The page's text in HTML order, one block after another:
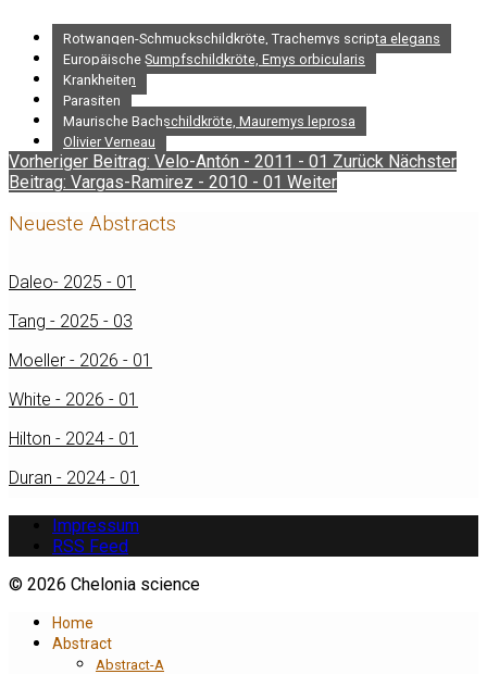
Rotwangen-Schmuckschildkröte, Trachemys scripta elegans
Europäische Sumpfschildkröte, Emys orbicularis
Krankheiten
Parasiten
Maurische Bachschildkröte, Mauremys leprosa
Olivier Verneau
Vorheriger Beitrag: Velo-Antón - 2011 - 01 Zurück Nächster
Beitrag: Vargas-Ramirez - 2010 - 01 Weiter
Neueste Abstracts
Daleo- 2025 - 01
Tang - 2025 - 03
Moeller - 2026 - 01
White - 2026 - 01
Hilton - 2024 - 01
Duran - 2024 - 01
Impressum
RSS Feed
© 2026 Chelonia science
Home
Abstract
Abstract-A